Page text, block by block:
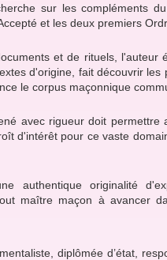
sur les compléments
et les deux premiers
et de rituels, l'auteur
d'origine, fait découvrir les
le corpus maçonnique
avec rigueur doit
d'intérêt pour ce vaste
authentique originalité
maître maçon à avancer
diplômée d’état,